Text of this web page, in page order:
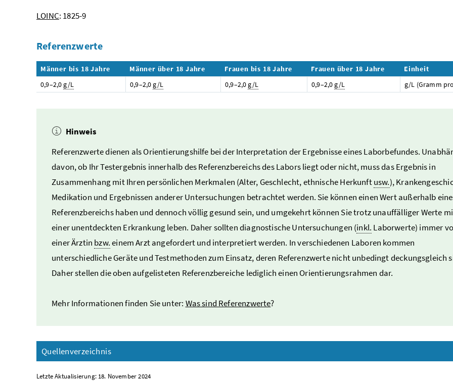
LOINC: 1825-9
Referenzwerte
Männer bis 18 Jahre Männer über 18 Jahre Frauen bis 18 Jahre Frauen über 18 Jahre
Einheit
0,9–2,0 g/L 0,9–2,0 g/L 0,9–2,0 g/L 0,9–2,0 g/L g/L (Gramm
Hinweis
Referenzwerte dienen als Orientierungshilfe bei der Interpretation der Ergebnisse eines Laborbefundes.
davon, ob Ihr Testergebnis innerhalb des Referenzbereichs des Labors liegt oder nicht, muss das Ergebnis in
Zusammenhang mit Ihren persönlichen Merkmalen (Alter, Geschlecht, ethnische Herkunftusw.),
Medikation und Ergebnissen anderer Untersuchungen betrachtet werden. Sie können einen Wert außerhalb
Referenzbereichs haben und dennoch völlig gesund sein, und umgekehrt können Sie trotz unauffälliger Werte
einer unentdeckten Erkrankung leben. Daher sollten diagnostische Untersuchungen (inkl. Laborwerte) immer
einer Ärztin bzw.einem Arzt angefordert und interpretiert werden. In verschiedenen Laboren kommen
unterschiedliche Geräte und Testmethoden zum Einsatz, deren Referenzwerte nicht unbedingt deckungsgleich
Daher stellen die oben aufgelisteten Referenzbereiche lediglich einen Orientierungsrahmen dar.
Mehr Informationen finden Sie unter: Was sind Referenzwerte?
Quellenverzeichnis
Letzte Aktualisierung: 18. November 2024